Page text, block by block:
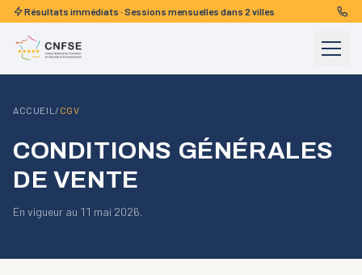
Aller au contenu
Résultats immédiats · Sessions mensuelles dans 2 villes
Menu
ACCUEIL / CGV
CONDITIONS GÉNÉRALES
DE VENTE
En vigueur au 11 mai 2026.